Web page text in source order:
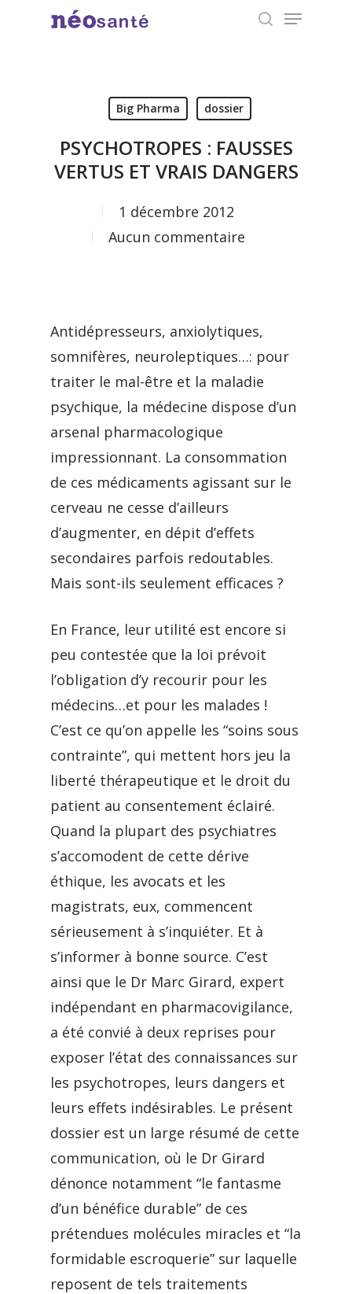
Menu
Big Pharma dossier
PSYCHOTROPES : FAUSSES
VERTUS ET VRAIS DANGERS
1 décembre 2012
Aucun commentaire
Antidépresseurs, anxiolytiques,
somnifères, neuroleptiques…: pour
traiter le mal-être et la maladie
psychique, la médecine dispose d’un
arsenal pharmacologique
impressionnant. La consommation
de ces médicaments agissant sur le
cerveau ne cesse d’ailleurs
d’augmenter, en dépit d’effets
secondaires parfois redoutables.
Mais sont-ils seulement efficaces ?
En France, leur utilité est encore si
peu contestée que la loi prévoit
l’obligation d’y recourir pour les
médecins…et pour les malades !
C’est ce qu’on appelle les “soins sous
contrainte”, qui mettent hors jeu la
liberté thérapeutique et le droit du
patient au consentement éclairé.
Quand la plupart des psychiatres
s’accomodent de cette dérive
éthique, les avocats et les
magistrats, eux, commencent
sérieusement à s’inquiéter. Et à
s’informer à bonne source. C’est
ainsi que le Dr Marc Girard, expert
indépendant en pharmacovigilance,
a été convié à deux reprises pour
exposer l’état des connaissances sur
les psychotropes, leurs dangers et
leurs effets indésirables. Le présent
dossier est un large résumé de cette
communication, où le Dr Girard
dénonce notamment “le fantasme
d’un bénéfice durable” de ces
prétendues molécules miracles et “la
formidable escroquerie” sur laquelle
reposent de tels traitements